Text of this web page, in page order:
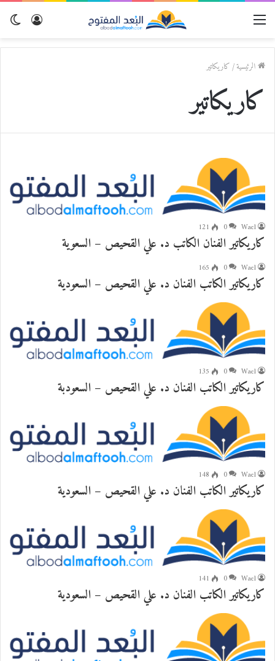
تسجيل
الرئيسية/كاريكاتير
كاريكاتير
Wael
0
121
كاريكاتير الفنان الكاتب د. علي القحيص – السعوية
Wael
0
165
كاريكاتير الكاتب الفنان د. علي القحيص – السعودية
Wael
0
135
كاريكاتير الكاتب الفنان د. علي القحيص – السعودبة
Wael
0
148
كاريكاتير الكاتب الفنان د. علي القحيص – السعودية
Wael
0
141
كاريكاتير الكاتب الفنان د. علي القحيص – السعودية